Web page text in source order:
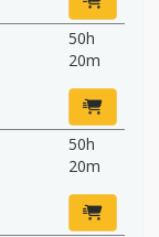
50h
20m
50h
20m